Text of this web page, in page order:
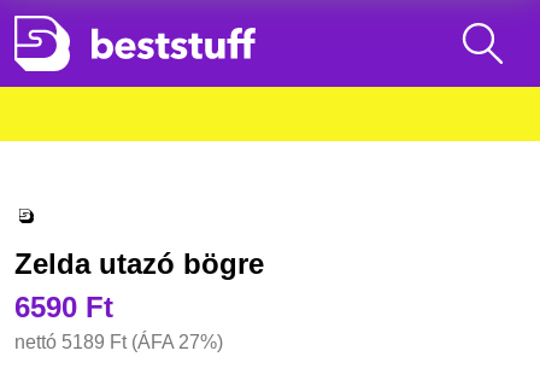
Zelda utazó bögre
6590 Ft
nettó 5189 Ft (ÁFA 27%)